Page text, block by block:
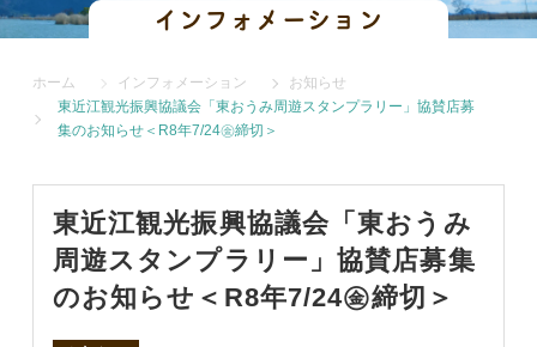
インフォメーション
ホーム インフォメーション
お知らせ
東近江観光振興協議会「東おうみ周遊スタンプラリー」協賛店募
集のお知らせ＜R8年7/24㊎締切＞
東近江観光振興協議会「東おうみ
周遊スタンプラリー」協賛店募集
のお知らせ＜R8年7/24㊎締切＞